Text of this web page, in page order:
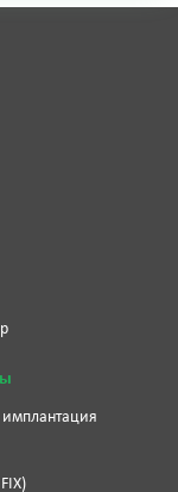
имплантация